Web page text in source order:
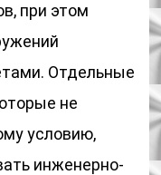
при этом
Отдельные
не
условию,
инженерно-